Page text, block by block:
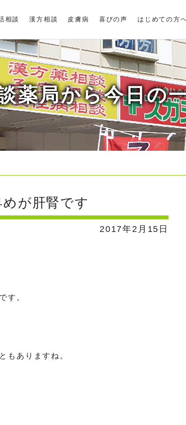
相談 漢方相談 皮膚病 喜びの声 はじめての方
薬局から今日の
が肝腎です
2017年2月15日
す。
もありますね。